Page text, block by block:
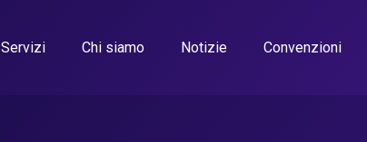
Servizi Chi siamo Notizie Convenzioni